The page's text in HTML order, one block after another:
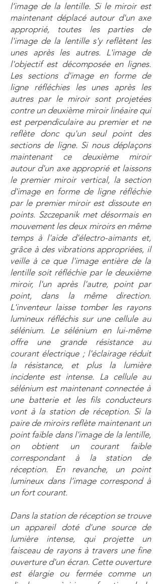
l’image de la lentille. Si le miroir est
maintenant déplacé autour d'un axe
approprié, toutes les parties de
l'image de la lentille s'y reflètent les
unes après les autres. L'image de
l'objectif est décomposée en lignes.
Les sections d'image en forme de
ligne réfléchies les unes après les
autres par le miroir sont projetées
contre un deuxième miroir linéaire qui
est perpendiculaire au premier et ne
reflète donc qu'un seul point des
sections de ligne. Si nous déplaçons
maintenant ce deuxième miroir
autour d'un axe approprié et laissons
le premier miroir vertical, la section
d'image en forme de ligne réfléchie
par le premier miroir est dissoute en
points. Szczepanik met désormais en
mouvement les deux miroirs en même
temps à l'aide d'électro-aimants et,
grâce à des vibrations appropriées, il
veille à ce que l'image entière de la
lentille soit réfléchie par le deuxième
miroir, l'un après l'autre, point par
point, dans la même direction.
L'inventeur laisse tomber les rayons
lumineux réfléchis sur une cellule au
sélénium. Le sélénium en lui-même
offre une grande résistance au
courant électrique ; l'éclairage réduit
la résistance, et plus la lumière
incidente est intense. La cellule au
sélénium est maintenant connectée à
une batterie et les fils conducteurs
vont à la station de réception. Si la
paire de miroirs reflète maintenant un
point faible dans l'image de la lentille,
on obtient un courant faible
correspondant à la station de
réception. En revanche, un point
lumineux dans l’image correspond à
un fort courant.
Dans la station de réception se trouve
un appareil doté d'une source de
lumière intense, qui projette un
faisceau de rayons à travers une fine
ouverture d'un écran. Cette ouverture
est élargie ou fermée comme un